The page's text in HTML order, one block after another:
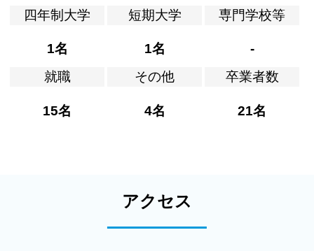
四年制大学
1名
短期大学
1名
専門学校等
-
就職
15名
その他
4名
卒業者数
21名
アクセス